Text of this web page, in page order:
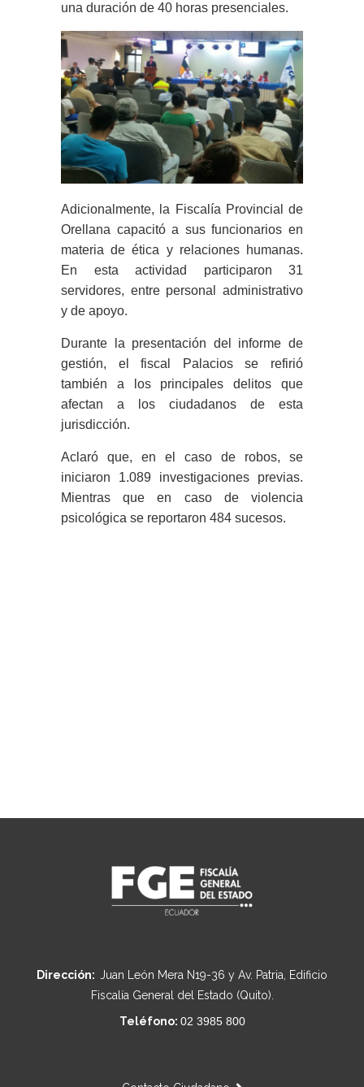
una duración de 40 horas presenciales.
Adicionalmente, la Fiscalía Provincial de
Orellana capacitó a sus funcionarios en
materia de ética y relaciones humanas.
En esta actividad participaron 31
servidores, entre personal administrativo
y de apoyo.
Durante la presentación del informe de
gestión, el fiscal Palacios se refirió
también a los principales delitos que
afectan a los ciudadanos de esta
jurisdicción.
Aclaró que, en el caso de robos, se
iniciaron 1.089 investigaciones previas.
Mientras que en caso de violencia
psicológica se reportaron 484 sucesos.
Dirección: Juan León Mera N19-36 y Av. Patria, Edificio
Fiscalía General del Estado (Quito).
Teléfono: 02 3985 800